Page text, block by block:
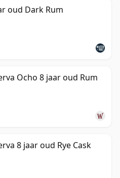
oud Dark Rum
Ocho 8 jaar oud Rum
8 jaar oud Rye Cask